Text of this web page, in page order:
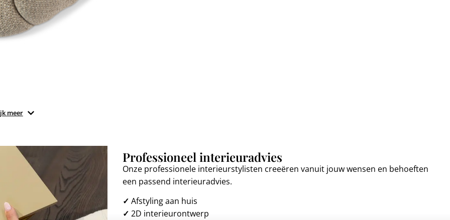
meer
Professioneel interieuradvies
Onze professionele interieurstylisten creeëren vanuit jouw wensen en behoeften
een passend interieuradvies.
✓ Afstyling aan huis
✓ 2D interieurontwerp